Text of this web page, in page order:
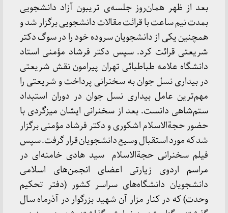
بعد از ظهر همان‌روز جلسه‌ی تریبون آزاد دانشجویی
بمدت نیم ساعت با قرائت مقالات دانشجویی برگزار شد و
همچنین یکی از دانشجویان سروده خود را در سوگ دکتر
شریعتی قرائت کرد. سپس دکتر فرشاد مؤمنی استاد
دانشگاه علامه طباطبائی تهران پیرامون نقش شریعتی
در بیداری نسل جوان به سخنرانی پرداخت و شریعتی را
مهم‌ترین عامل بیداری نسل جوان در دوران استبداد
ستم‌شاهی دانست. بعد از سخنرانی ایشان میزگردی با
حضور حجةالاسلام اشکوری و دکتر فرشاد مؤمنی برگزار
شد که مورد استقبال وسیع دانشجویان قرار گرفت. سپس
فیلم سخنرانی حجةالاسلام سید هادی خامنه‌ای در
مراسم اردوی زیارتی اعضای انجمن‌های اسلامی
دانشجویان دانشگاه‌های سراسر کشور (دفتر تحکیم
وحدت) که در کنار مزار آن شهید بزرگوار در آذرماه سال